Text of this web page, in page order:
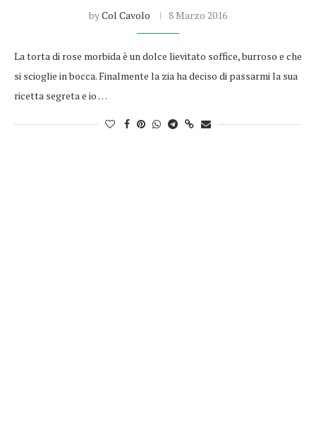
byCol Cavolo 8 Marzo 2016
La torta di rose morbida è un dolce lievitato soffice, burroso e che
si scioglie in bocca. Finalmente la zia ha deciso di passarmi la sua
ricetta segreta e io …